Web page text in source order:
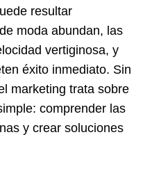
resultar
moda abundan, las
vertiginosa, y
éxito inmediato. Sin
marketing trata sobre
comprender las
y crear soluciones